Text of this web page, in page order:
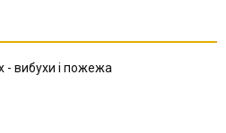
- вибухи і пожежа